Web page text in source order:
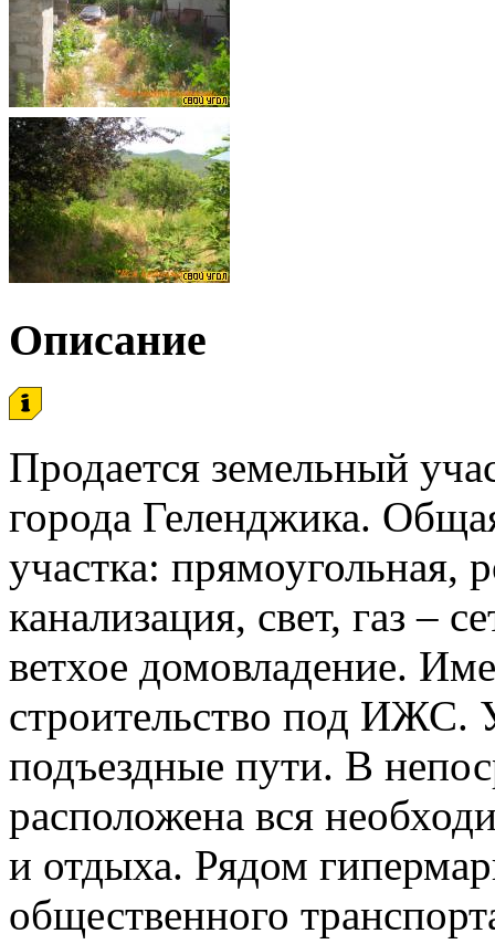
Описание
Продается земельный
города Геленджика.
участка: прямоугольная,
канализация, свет, газ –
ветхое домовладение.
строительство под ИЖС.
подъездные пути. В
расположена вся
и отдыха. Рядом
общественного